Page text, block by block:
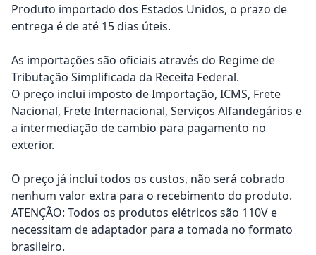
Produto importado dos Estados Unidos, o prazo de
entrega é de até 15 dias úteis.
As importações são oficiais através do Regime de
Tributação Simplificada da Receita Federal.
O preço inclui imposto de Importação, ICMS, Frete
Nacional, Frete Internacional, Serviços Alfandegários e
a intermediação de cambio para pagamento no
exterior.
O preço já inclui todos os custos, não será cobrado
nenhum valor extra para o recebimento do produto.
ATENÇÃO: Todos os produtos elétricos são 110V e
necessitam de adaptador para a tomada no formato
brasileiro.